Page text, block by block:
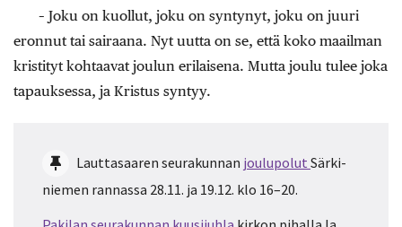
– Joku on kuollut, joku on syntynyt, joku on juuri
eronnut tai sairaana. Nyt uutta on se, että koko maailman
kristityt kohtaavat joulun erilaisena. Mutta joulu tulee joka
tapauksessa, ja ­Kristus syntyy.
Lauttasaaren seurakunnan joulupolut Särki­
niemen rannassa 28.11. ja 19.12. klo 16–20.